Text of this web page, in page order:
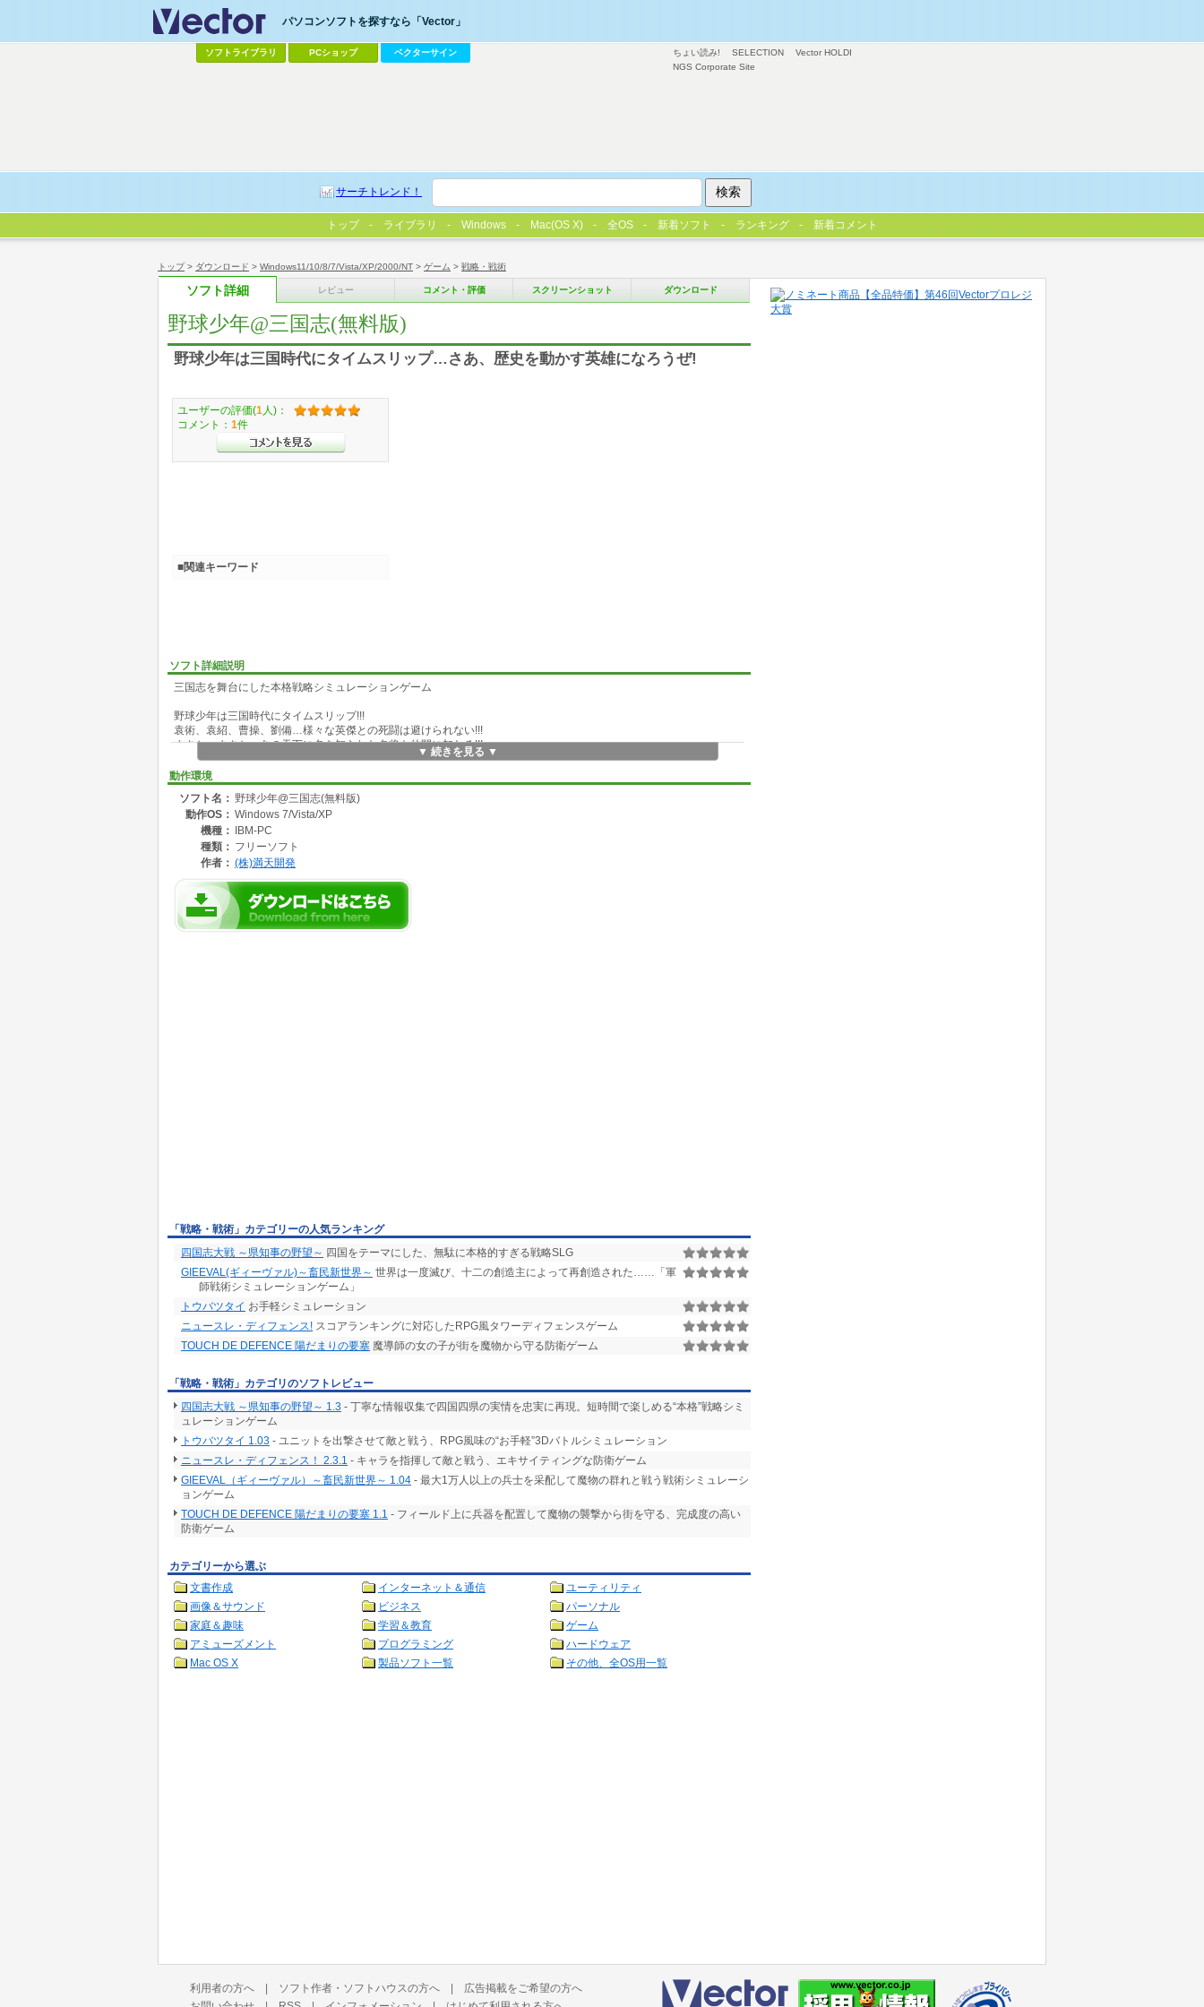
トップ> ダウンロード > Windows11/10/8/7/Vista/XP/2000/NT > ゲーム > 戦略・戦術
ソフト詳細 レビュー コメント・評価 スクリーンショット ダウンロード
野球少年@三国志(無料版)
野球少年は三国時代にタイムスリップ…さあ、歴史を動かす英雄になろうぜ!
ソフト詳細説明
三国志を舞台にした本格戦略シミュレーションゲーム
野球少年は三国時代にタイムスリップ!!!
袁術、袁紹、曹操、劉備…様々な英傑との死闘は避けられない!!!
まさか、まさか、あの天下に名を知られた名将も仲間に加わる!!!
栄光と挫折を味わいながら成長して行く歴史シミュレーションゲームです。
さあ、歴史を動かす英雄になろうぜ!!!
▼ 続きを見る ▼
動作環境
ソフト名： 野球少年@三国志(無料版)
動作OS： Windows 7/Vista/XP
機種：
IBM-PC
種類： フリーソフト
作者： (株)満天開発
ユーザーの評価(1 人)：
コメント： 1件
■関連キーワード
「戦略・戦術」カテゴリーの人気ランキング
四国志大戦 ～県知事の野望～ 四国をテーマにした、無駄に本格的すぎる戦略SLG
GIEEVAL(ギィーヴァル)～畜民新世界～ 世界は一度滅び、十二の創造主によって再創造された……「軍
師戦術シミュレーションゲーム」
トウバツタイ お手軽シミュレーション
ニュースレ・ディフェンス! スコアランキングに対応したRPG風タワーディフェンスゲーム
TOUCH DE DEFENCE 陽だまりの要塞 魔導師の女の子が街を魔物から守る防衛ゲーム
「戦略・戦術」カテゴリのソフトレビュー
四国志大戦 ～県知事の野望～ 1.3 - 丁寧な情報収集で四国四県の実情を忠実に再現。短時間で楽しめる“本格”戦略シミ
ュレーションゲーム
トウバツタイ 1.03 - ユニットを出撃させて敵と戦う、RPG風味の“お手軽”3Dバトルシミュレーション
ニュースレ・ディフェンス！ 2.3.1 - キャラを指揮して敵と戦う、エキサイティングな防衛ゲーム
GIEEVAL（ギィーヴァル）～畜民新世界～ 1.04 - 最大1万人以上の兵士を采配して魔物の群れと戦う戦術シミュレーシ
ョンゲーム
TOUCH DE DEFENCE 陽だまりの要塞 1.1 - フィールド上に兵器を配置して魔物の襲撃から街を守る、完成度の高い
防衛ゲーム
カテゴリーから選ぶ
文書作成
インターネット＆通信
ユーティリティ
画像＆サウンド
ビジネス
パーソナル
家庭＆趣味
学習＆教育
ゲーム
アミューズメント
プログラミング
ハードウェア
Mac OS X
製品ソフト一覧 その他、全OS用一覧
ちょい読み! SELECTION
Vector HOLDI
NGS Corporate Site
パソコンソフトを探すなら「Vector」
ソフトライブラリ PCショップ ベクターサイン
サーチトレンド！
トップ ライブラリ Windows Mac(OS X) 全OS 新着ソフト ランキング 新着コメント
利用者の方へ | ソフト作者・ソフトハウスの方へ | 広告掲載をご希望の方へ